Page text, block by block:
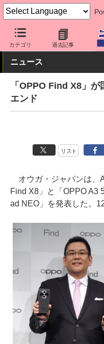
カテゴリ 過去記事
ケータイ Watch OS
ニュース
「OPPO Find X8」
エンド
リスト
オウガ・ジャパンは、
Find X8」と「OPPO A3
ad NEO」を発表した。